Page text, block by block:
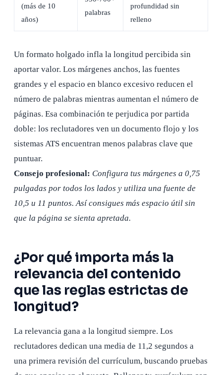
(más de 10
años)
palabras
profundidad sin
relleno
Un formato holgado infla la longitud percibida sin
aportar valor. Los márgenes anchos, las fuentes
grandes y el espacio en blanco excesivo reducen el
número de palabras mientras aumentan el número de
páginas. Esa combinación te perjudica por partida
doble: los reclutadores ven un documento flojo y los
sistemas ATS encuentran menos palabras clave que
puntuar.
Consejo profesional: Configura tus márgenes a 0,75
pulgadas por todos los lados y utiliza una fuente de
10,5 u 11 puntos. Así consigues más espacio útil sin
que la página se sienta apretada.
¿Por qué importa más la
relevancia del contenido
que las reglas estrictas de
longitud?
La relevancia gana a la longitud siempre. Los
reclutadores dedican una media de 11,2 segundos a
una primera revisión del currículum, buscando pruebas